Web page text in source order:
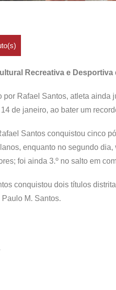
Recreativa e Desportiva
por Rafael Santos, atleta
de janeiro, ao bater um
Santos conquistou cinco
enquanto no segundo
foi ainda 3.º no salto em
conquistou dois títulos
M. Santos.